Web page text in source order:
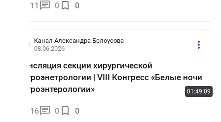
11 0 0
Канал Александра Белоусова
08.06.2026
Трансляция секции хирургической
гастроэнетрологии | VIII Конгресс «Белые ночи
гастроэнтерологии»
01:49:09
16 0 0